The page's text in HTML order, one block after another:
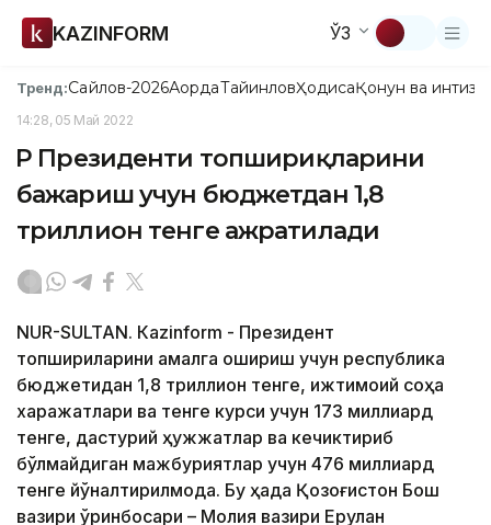
KAZINFORM ЎЗ
Тренд:Сайлов-2026АқордаТайинловҲодисаҚонун ва
14:28, 05 Май 2022
ҚР Президенти топшириқларини
бажариш учун бюджетдан 1,8
триллион тенге ажратилади
NUR-SULTAN. Кazinform - Президент
топшириқларини амалга ошириш учун республика
бюджетидан 1,8 триллион тенге, ижтимоий соҳа
харажатлари ва тенге курси учун 173 миллиард
тенге, дастурий ҳужжатлар ва кечиктириб
бўлмайдиган мажбуриятлар учун 476 миллиард
тенге йўналтирилмоқда. Бу ҳақда Қозоғистон Бош
вазири ўринбосари – Молия вазири Ерулан